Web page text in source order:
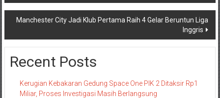
pos
Manchester City Jadi Klub Pertama Raih 4 Gelar Beruntun Liga
Inggris
Recent Posts
Kerugian Kebakaran Gedung Space One PIK 2 Ditaksir Rp1
Miliar, Proses Investigasi Masih Berlangsung